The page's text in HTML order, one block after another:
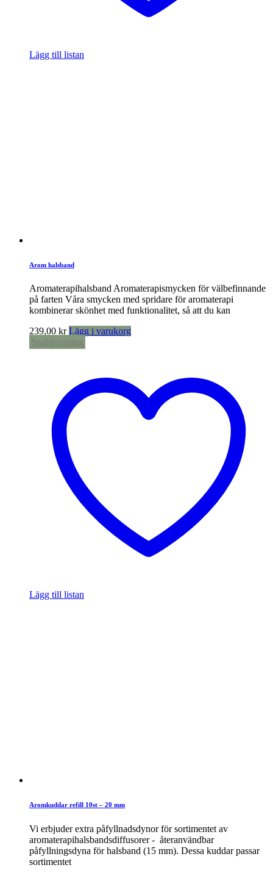
Lägg till listan
Arom halsband
Aromaterapihalsband Aromaterapismycken för välbefinnande
på farten Våra smycken med spridare för aromaterapi
kombinerar skönhet med funktionalitet, så att du kan
239,00 kr Lägg i varukorg
Snabbvisning
Lägg till listan
Aromkuddar refill 10st – 20 mm
Vi erbjuder extra påfyllnadsdynor för sortimentet av
aromaterapihalsbandsdiffusorer - återanvändbar
påfyllningsdyna för halsband (15 mm). Dessa kuddar passar
sortimentet